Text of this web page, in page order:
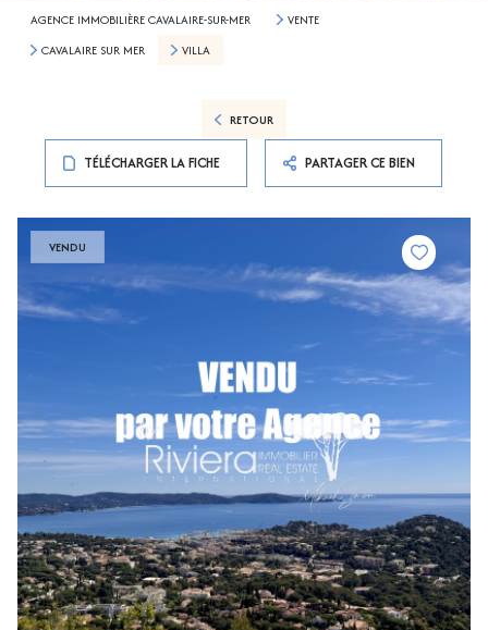
AGENCE IMMOBILIÈRE CAVALAIRE-SUR-MER
VENTE
CAVALAIRE SUR MER
VILLA
RETOUR
TÉLÉCHARGER LA FICHE PARTAGER CE BIEN
VENDU